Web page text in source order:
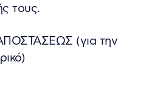
τους.
(για την